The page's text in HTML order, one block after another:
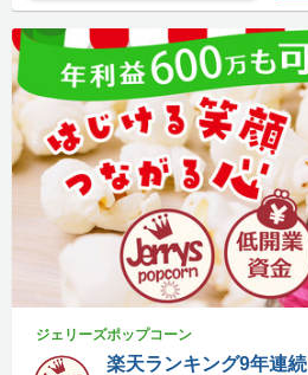
ジェリーズポップコーン
楽天ランキング9年連